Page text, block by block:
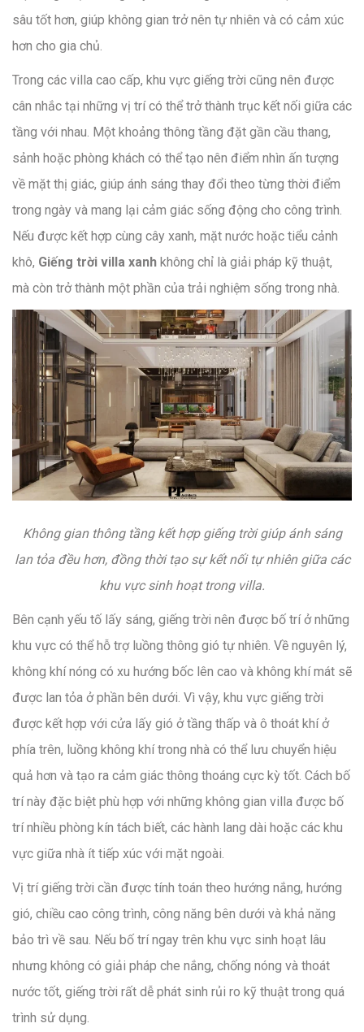
sâu tốt hơn, giúp không gian trở nên tự nhiên và có cảm xúc
hơn cho gia chủ.
Trong các villa cao cấp, khu vực giếng trời cũng nên được
cân nhắc tại những vị trí có thể trở thành trục kết nối giữa các
tầng với nhau. Một khoảng thông tầng đặt gần cầu thang,
sảnh hoặc phòng khách có thể tạo nên điểm nhìn ấn tượng
về mặt thị giác, giúp ánh sáng thay đổi theo từng thời điểm
trong ngày và mang lại cảm giác sống động cho công trình.
Nếu được kết hợp cùng cây xanh, mặt nước hoặc tiểu cảnh
khô, Giếng trời villa xanh không chỉ là giải pháp kỹ thuật,
mà còn trở thành một phần của trải nghiệm sống trong nhà.
Không gian thông tầng kết hợp giếng trời giúp ánh sáng
lan tỏa đều hơn, đồng thời tạo sự kết nối tự nhiên giữa các
khu vực sinh hoạt trong villa.
Bên cạnh yếu tố lấy sáng, giếng trời nên được bố trí ở những
khu vực có thể hỗ trợ luồng thông gió tự nhiên. Về nguyên lý,
không khí nóng có xu hướng bốc lên cao và không khí mát sẽ
được lan tỏa ở phần bên dưới. Vì vậy, khu vực giếng trời
được kết hợp với cửa lấy gió ở tầng thấp và ô thoát khí ở
phía trên, luồng không khí trong nhà có thể lưu chuyển hiệu
quả hơn và tạo ra cảm giác thông thoáng cực kỳ tốt. Cách bố
trí này đặc biệt phù hợp với những không gian villa được bố
trí nhiều phòng kín tách biết, các hành lang dài hoặc các khu
vực giữa nhà ít tiếp xúc với mặt ngoài.
Vị trí giếng trời cần được tính toán theo hướng nắng, hướng
gió, chiều cao công trình, công năng bên dưới và khả năng
bảo trì về sau. Nếu bố trí ngay trên khu vực sinh hoạt lâu
nhưng không có giải pháp che nắng, chống nóng và thoát
nước tốt, giếng trời rất dễ phát sinh rủi ro kỹ thuật trong quá
trình sử dụng.